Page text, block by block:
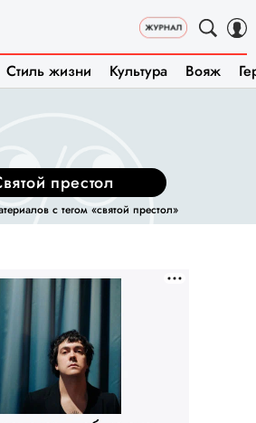
Стиль жизни Культура Вояж
святой престол
с тегом «святой престол»